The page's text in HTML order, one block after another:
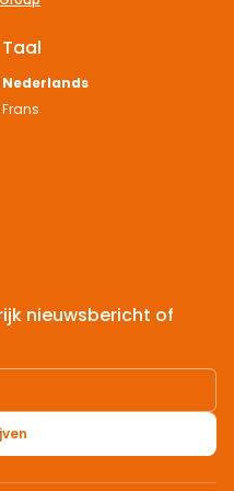
Taal
Nederlands
Frans
nieuwsbericht of